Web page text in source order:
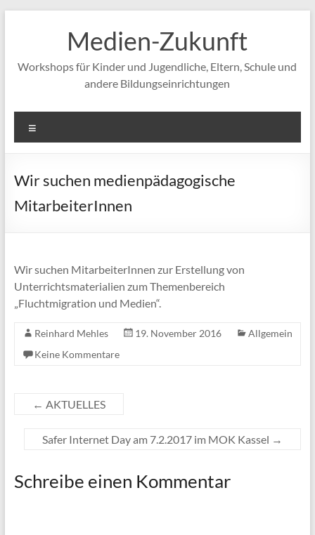
Medien-Zukunft
Workshops für Kinder und Jugendliche, Eltern, Schule und
andere Bildungseinrichtungen
Wir suchen medienpädagogische
MitarbeiterInnen
Wir suchen MitarbeiterInnen zur Erstellung von
Unterrichtsmaterialien zum Themenbereich
„Fluchtmigration und Medien“.
Reinhard Mehles 19. November 2016
Allgemein
Keine Kommentare
← AKTUELLES
Safer Internet Day am 7.2.2017 im MOK Kassel →
Schreibe einen Kommentar